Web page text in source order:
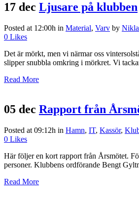
17 dec Ljusare på klubben
Posted at 12:00h in Material, Varv by
0 Likes
Det är mörkt, men vi närmar oss
slipper snubbla omkring i mörkret. Vi
Read More
05 dec Rapport från
Posted at 09:12h in Hamn, IT, Kassör,
0 Likes
Här följer en kort rapport från Årsmötet.
personer. Klubbens ordförande Bengt
Read More